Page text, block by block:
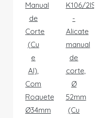
Manual
de
Corte
(Cu
e
Al),
Com
Roquete,
Ø34mm
K106/2IS
-
Alicate
manual
de
corte,
Ø
52mm
(Cu